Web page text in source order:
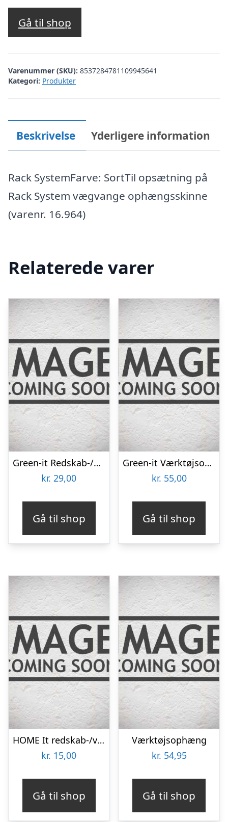
Gå til shop
Varenummer (SKU): 8537284781109945641
Kategori: Produkter
Beskrivelse Yderligere information
Rack SystemFarve: SortTil opsætning på
Rack System vægvange ophængsskinne
(varenr. 16.964)
Relaterede varer
Green-it Redskab-/værktøjsophæng 3 stk.
kr. 29,00
Gå til shop
Green-it Værktøjsophæng
kr. 55,00
Gå til shop
HOME It redskab-/værktøjsophæng
kr. 15,00
Gå til shop
Værktøjsophæng
kr. 54,95
Gå til shop